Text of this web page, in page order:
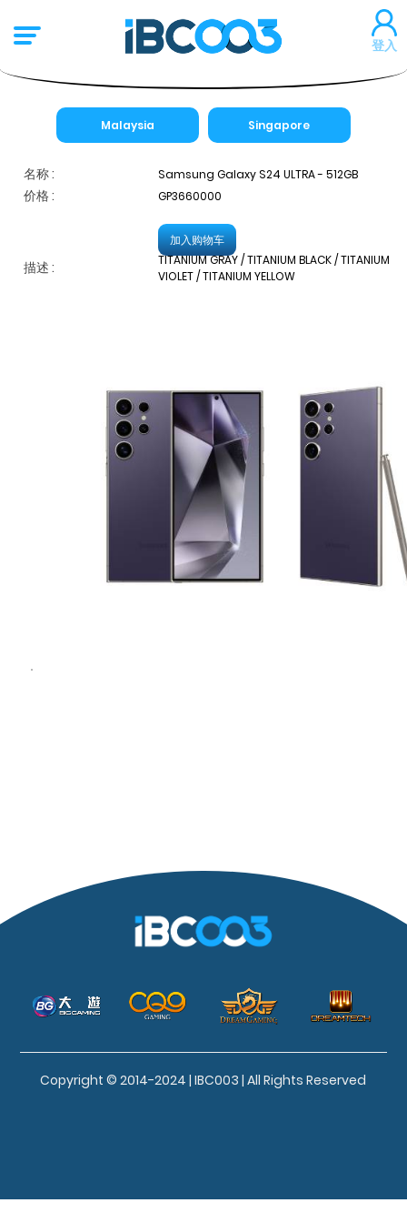
登入
Malaysia Singapore
名称 : Samsung Galaxy S24 ULTRA - 512GB
价格 : GP3660000
加入购物车
描述 :
TITANIUM GRAY / TITANIUM BLACK / TITANIUM
VIOLET / TITANIUM YELLOW
Copyright © 2014-2024 | IBC003 | All Rights Reserved